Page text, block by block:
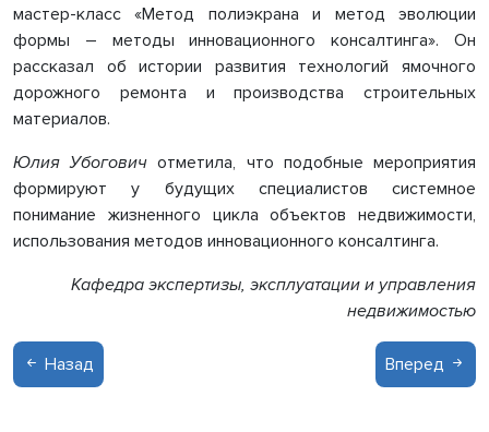
мастер-класс «Метод полиэкрана и метод эволюции
формы – методы инновационного консалтинга». Он
рассказал об истории развития технологий ямочного
дорожного ремонта и производства строительных
материалов.
Юлия Убогович отметила, что подобные мероприятия
формируют у будущих специалистов системное
понимание жизненного цикла объектов недвижимости,
использования методов инновационного консалтинга.
Кафедра экспертизы, эксплуатации и управления
недвижимостью
Назад Вперед